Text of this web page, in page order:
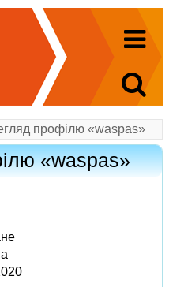
профілю «waspas»
«waspas»